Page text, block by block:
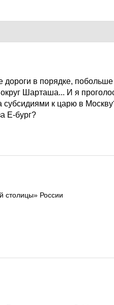
дороги в порядке,
Шарташа... И я
субсидиями к царю в
Е-бург?
столицы» России